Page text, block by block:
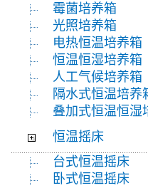
霉菌培养箱
光照培养箱
电热恒温培养箱
恒温恒湿培养箱
人工气候培养箱
隔水式恒温培养
叠加式恒温恒湿
恒温摇床
台式恒温摇床
卧式恒温摇床